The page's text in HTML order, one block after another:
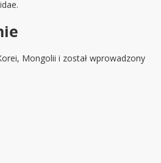
Mongolii i został wprowadzony